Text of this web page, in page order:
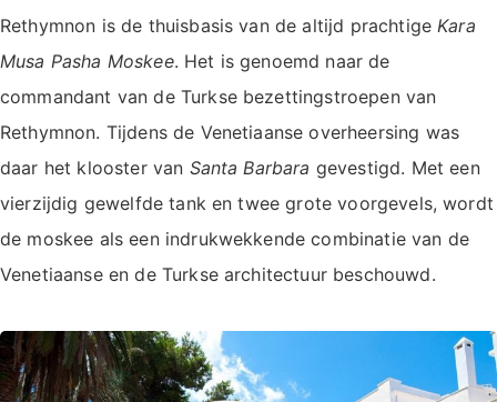
Rethymnon is de thuisbasis van de altijd prachtige Kara
Musa Pasha Moskee. Het is genoemd naar de
commandant van de Turkse bezettingstroepen van
Rethymnon. Tijdens de Venetiaanse overheersing was
daar het klooster van Santa Barbara gevestigd. Met een
vierzijdig gewelfde tank en twee grote voorgevels, wordt
de moskee als een indrukwekkende combinatie van de
Venetiaanse en de Turkse architectuur beschouwd.